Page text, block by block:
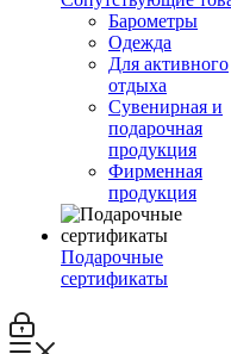
Барометры
Одежда
Для активного
отдыха
Сувенирная и
подарочная
продукция
Фирменная
продукция
Подарочные
сертификаты